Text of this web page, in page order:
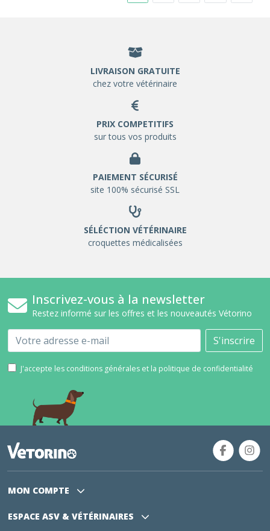
LIVRAISON GRATUITE
chez votre vétérinaire
PRIX COMPETITIFS
sur tous vos produits
PAIEMENT SÉCURISÉ
site 100% sécurisé SSL
SÉLÉCTION VÉTÉRINAIRE
croquettes médicalisées
Inscrivez-vous à la newsletter
Restez informé sur les offres et les nouveautés Vétorino
Email S'inscrire
J'accepte les conditions générales et la politique de confidentialité
MON COMPTE
ESPACE ASV & VÉTÉRINAIRES